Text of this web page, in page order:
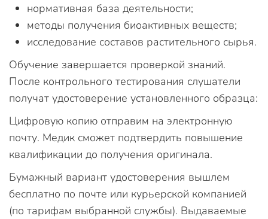
нормативная база деятельности;
методы получения биоактивных веществ;
исследование составов растительного сырья.
Обучение завершается проверкой знаний.
После контрольного тестирования слушатели
получат удостоверение установленного образца:
Цифровую копию отправим на электронную
почту. Медик сможет подтвердить повышение
квалификации до получения оригинала.
Бумажный вариант удостоверения вышлем
бесплатно по почте или курьерской компанией
(по тарифам выбранной службы). Выдаваемые